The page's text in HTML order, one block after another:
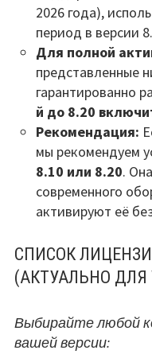
2026 года),
период в версии
Для полной
представленные
гарантированно
й до 8.20
Рекомендация:
мы рекомендуем
8.10 или 8.20.
современного
активируют её
СПИСОК
(АКТУАЛЬНО ДЛЯ
Выбирайте любой
вашей версии: